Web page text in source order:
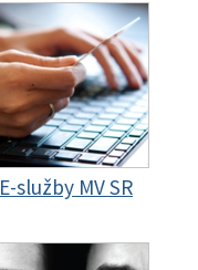
E-služby MV SR